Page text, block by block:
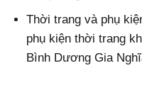
Thời trang và phụ
phụ kiện thời trang
Bình Dương Gia